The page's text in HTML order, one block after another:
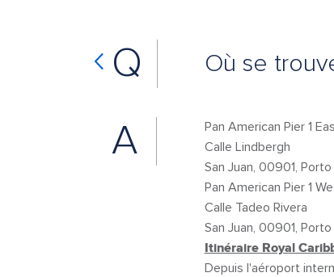
Q Où se
A
Pan American Pier 1
Calle Lindbergh
San Juan, 00901,
Pan American Pier 1
Calle Tadeo Rivera
San Juan, 00901, Porto
Itinéraire Royal
Depuis l'aéroport